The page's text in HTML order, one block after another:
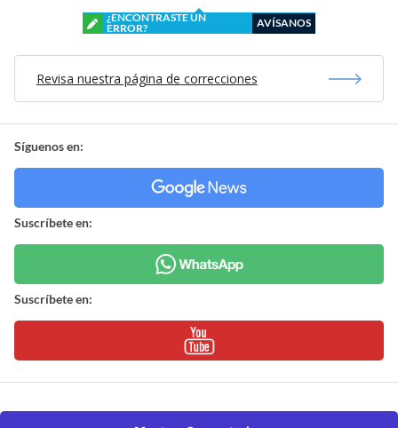
¿ENCONTRASTE UN
ERROR?
AVÍSANOS
Revisa nuestra página de correcciones
Síguenos en:
Suscríbete en:
Suscríbete en: